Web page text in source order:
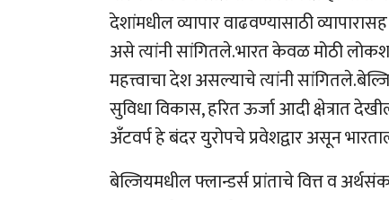
देशांमधील व्यापार वाढवण्यासाठी
असे त्यांनी सांगितले.भारत केवळ मोठी
महत्त्वाचा देश असल्याचे त्यांनी
सुविधा विकास, हरित ऊर्जा आदी क्षेत्रात
अँटवर्प हे बंदर युरोपचे प्रवेशद्वार असून
बेल्जियमधील फ्लान्डर्स प्रांताचे वित्त व